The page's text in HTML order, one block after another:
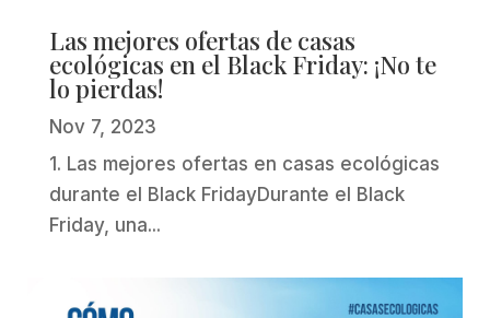
Las mejores ofertas de casas
ecológicas en el Black Friday: ¡No te
lo pierdas!
Nov 7, 2023
1. Las mejores ofertas en casas ecológicas
durante el Black FridayDurante el Black
Friday, una...